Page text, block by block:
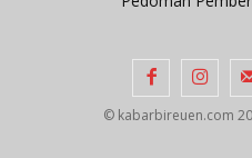
© kabarbireuen.com